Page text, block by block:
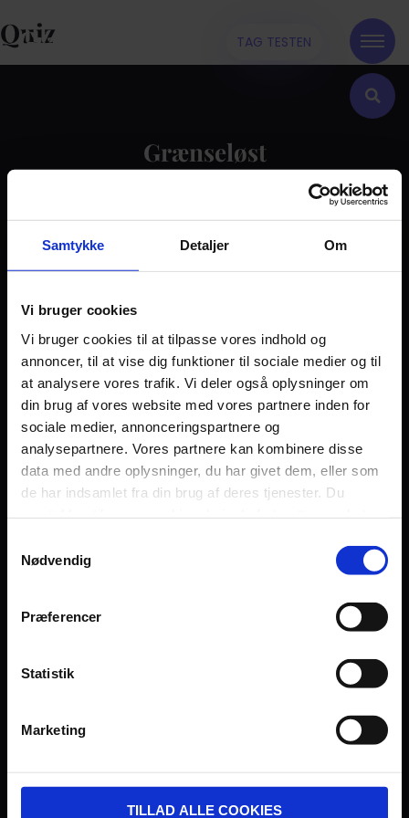
Samtykke Detaljer Om
Vi bruger cookies
Vi bruger cookies til at tilpasse vores indhold og
annoncer, til at vise dig funktioner til sociale medier og til
at analysere vores trafik. Vi deler også oplysninger om
din brug af vores website med vores partnere inden for
sociale medier, annonceringspartnere og
analysepartnere. Vores partnere kan kombinere disse
data med andre oplysninger, du har givet dem, eller som
de har indsamlet fra din brug af deres tjenester. Du
Nødvendig
Præferencer
Statistik
Marketing
TILLAD ALLE COOKIES
TAG TESTEN
Quiz
Grænseløst
Kontakt
Dilemma
Stories & Viden
Pårørende
Find støtte
Om os
Persondatapolitik
Fagområde